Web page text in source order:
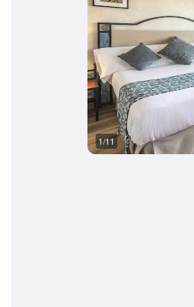
1/11